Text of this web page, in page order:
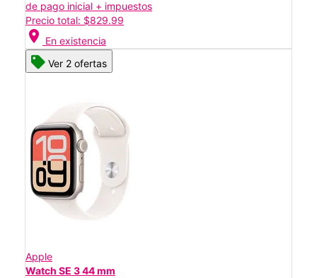
de pago inicial + impuestos
Precio total: $829.99
location_on En existencia
Ver 2 ofertas
Apple
Watch SE 3 44 mm